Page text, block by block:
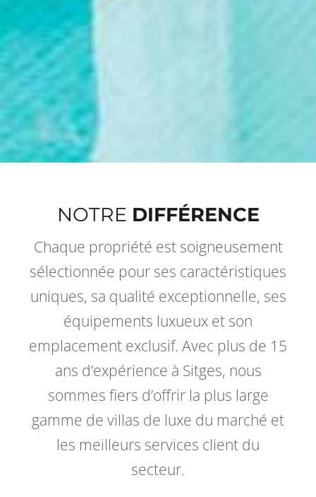
NOTRE DIFFÉRENCE
Chaque propriété est soigneusement
sélectionnée pour ses caractéristiques
uniques, sa qualité exceptionnelle, ses
équipements luxueux et son
emplacement exclusif. Avec plus de 15
ans d’expérience à Sitges, nous
sommes fiers d’offrir la plus large
gamme de villas de luxe du marché et
les meilleurs services client du
secteur.